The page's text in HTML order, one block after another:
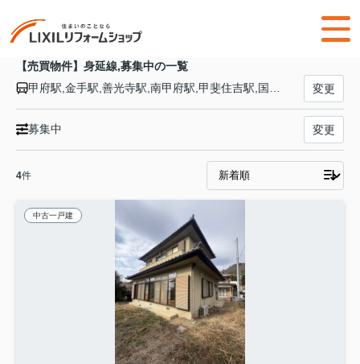
【売買物件】身延線,募集中の一覧
変更
募集中 変更
4件
中古一戸建